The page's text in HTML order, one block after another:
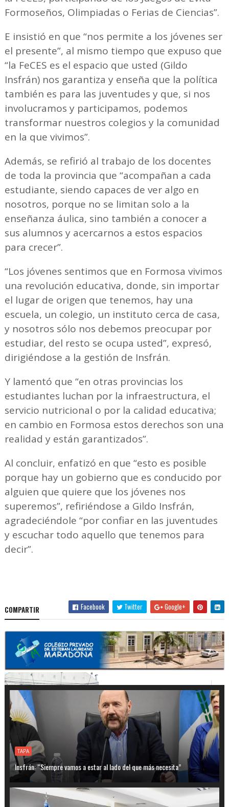
Formoseños, Olimpiadas o Ferias de Ciencias”.
E insistió en que “nos permite a los jóvenes ser
el presente”, al mismo tiempo que expuso que
“la FeCES es el espacio que usted (Gildo
Insfrán) nos garantiza y enseña que la política
también es para las juventudes y que, si nos
involucramos y participamos, podemos
transformar nuestros colegios y la comunidad
en la que vivimos”.
Además, se refirió al trabajo de los docentes
de toda la provincia que “acompañan a cada
estudiante, siendo capaces de ver algo en
nosotros, porque no se limitan solo a la
enseñanza áulica, sino también a conocer a
sus alumnos y acercarnos a estos espacios
para crecer”.
“Los jóvenes sentimos que en Formosa vivimos
una revolución educativa, donde, sin importar
el lugar de origen que tenemos, hay una
escuela, un colegio, un instituto cerca de casa,
y nosotros sólo nos debemos preocupar por
estudiar, del resto se ocupa usted”, expresó,
dirigiéndose a la gestión de Insfrán.
Y lamentó que “en otras provincias los
estudiantes luchan por la infraestructura, el
servicio nutricional o por la calidad educativa;
en cambio en Formosa estos derechos son una
realidad y están garantizados”.
Al concluir, enfatizó en que “esto es posible
porque hay un gobierno que es conducido por
alguien que quiere que los jóvenes nos
superemos”, refiriéndose a Gildo Insfrán,
agradeciéndole “por confiar en las juventudes
y escuchar todo aquello que tenemos para
decir”.
COMPARTIR Facebook Twitter Google+
TAPA
Insfrán: “Siempre vamos a estar al lado del que más necesita”